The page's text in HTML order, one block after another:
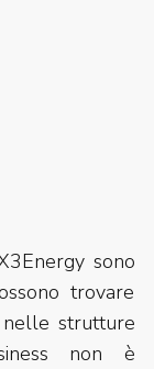
sono
trovare
strutture
non è